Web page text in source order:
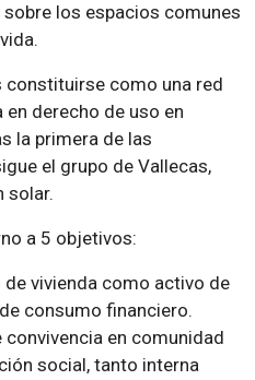
los espacios comunes
constituirse como una red
derecho de uso en
la primera de las
el grupo de Vallecas,
solar.
a 5 objetivos:
vivienda como activo de
consumo financiero.
convivencia en comunidad
social, tanto interna